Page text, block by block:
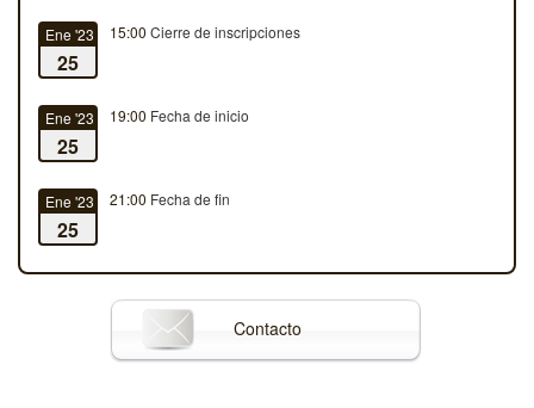
Ene '23
25
15:00 Cierre de inscripciones
Ene '23
25
19:00 Fecha de inicio
Ene '23
25
21:00 Fecha de fin
Contacto